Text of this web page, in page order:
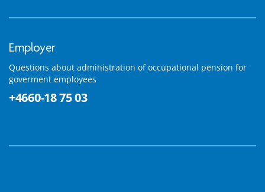
Employer
Questions about administration of occupational pension for
goverment employees
+4660-18 75 03